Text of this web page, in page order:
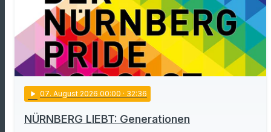
play_arrow 07. August 2026 00:00 · 32:36
NÜRNBERG LIEBT: Generationen